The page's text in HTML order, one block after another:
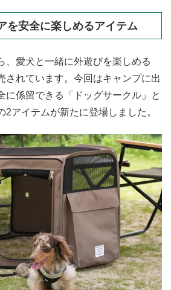
を安全に楽しめるアイテム
、愛犬と一緒に外遊びを楽しめる
されています。今回はキャンプに出
に係留できる「ドッグサークル」と
2アイテムが新たに登場しました。